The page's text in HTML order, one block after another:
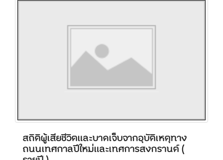
สถิติผู้เสียชีวิตและบาดเจ็บจากอุบัติเหตุทาง
ถนนเทศกาลปีใหม่และเทศการสงกรานต์ (